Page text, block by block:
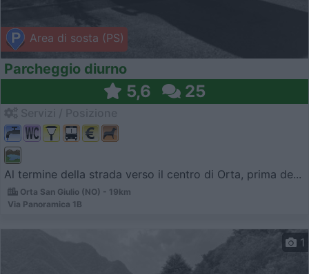
Area di sosta (PS)
Parcheggio diurno
5,6 25
Al termine della strada verso il centro di Orta, prima de...
Orta San Giulio (NO) - 19km
Via Panoramica 1B
1